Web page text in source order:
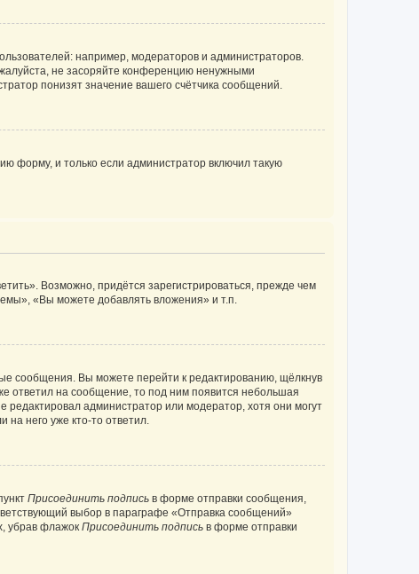
например, модераторов и администраторов.
не засоряйте конференцию ненужными
понизят значение вашего счётчика сообщений.
форму, и только если администратор включил такую
Возможно, придётся зарегистрироваться, прежде чем
«Вы можете добавлять вложения» и т.п.
сообщения. Вы можете перейти к редактированию, щёлкнув
ответил на сообщение, то под ним появится небольшая
редактировал администратор или модератор, хотя они могут
на него уже кто-то ответил.
Присоединить подпись в форме отправки сообщения,
выбор в параграфе «Отправка сообщений»
убрав флажок Присоединить подпись в форме отправки